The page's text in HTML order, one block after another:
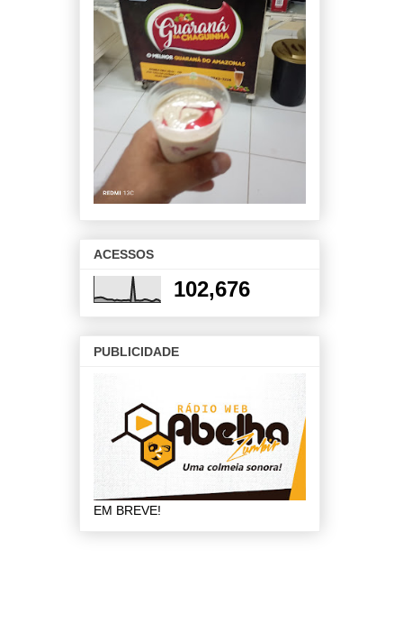
ACESSOS
102,676
PUBLICIDADE
EM BREVE!